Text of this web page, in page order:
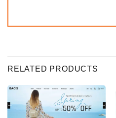
RELATED PRODUCTS